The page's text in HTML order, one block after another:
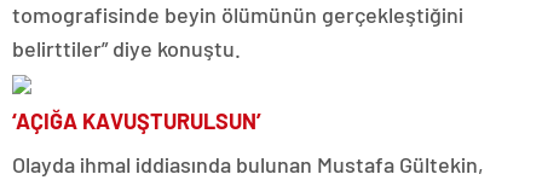
tomografisinde beyin ölümünün gerçekleştiğini
belirttiler” diye konuştu.
‘AÇIĞA KAVUŞTURULSUN’
Olayda ihmal iddiasında bulunan Mustafa Gültekin,